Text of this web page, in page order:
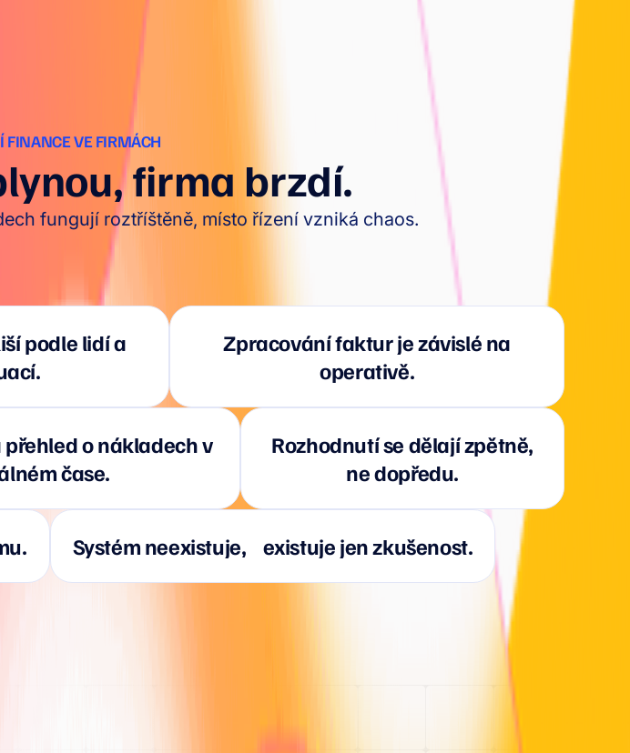
FINANCE VE FIRMÁCH
firma brzdí.
fungují roztříštěně, místo řízení vzniká chaos.
podle lidí a
Zpracování faktur je závislé na
operativě.
o nákladech v
čase.
Rozhodnutí se dělají zpětně,
ne dopředu.
Systém neexistuje, existuje jen zkušenost.